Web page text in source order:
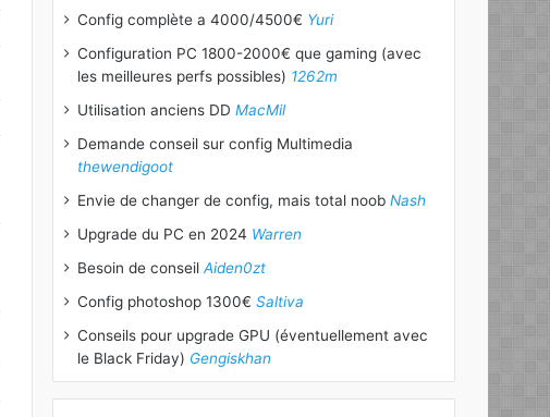
Config complète a 4000/4500€ Yuri
Configuration PC 1800-2000€ que gaming (avec
les meilleures perfs possibles) 1262m
Utilisation anciens DD MacMil
Demande conseil sur config Multimedia
thewendigoot
Envie de changer de config, mais total noob Nash
Upgrade du PC en 2024 Warren
Besoin de conseil Aiden0zt
Config photoshop 1300€ Saltiva
Conseils pour upgrade GPU (éventuellement avec
le Black Friday) Gengiskhan